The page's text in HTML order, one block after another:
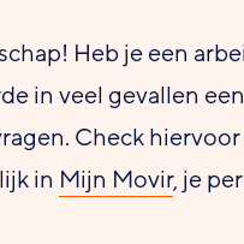
Heb je een
in veel gevallen
Check
in Mijn Movir, je